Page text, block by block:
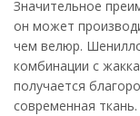
Значительное
он может
чем велюр.
комбинации с
получается
современная